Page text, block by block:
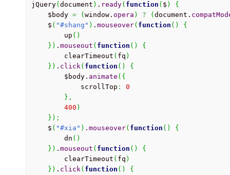
jQuery( document ) . ready( function ( $ )
{
    $body
= ( window. opera ) ? ( document.
    $
( "#shang" ) . mouseover( function ( )
{
        up
( )
} ) . mouseout ( function ( )
{
        clearTimeout
( fq )
} ) . click( function ( )
{
        $body.
animate ( {
            scrollTop
:
0
} ,
400 )
} ) ;
    $
( "#xia" ) . mouseover( function ( )
{
        dn
( )
} ) . mouseout ( function ( )
{
        clearTimeout
( fq )
} ) . click( function ( )
{